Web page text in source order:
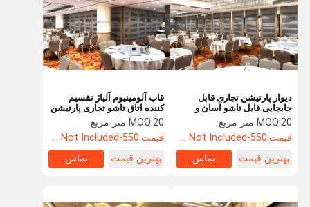
قاب آلومینیوم آلیاژ تقسیم
کننده اتاق تاشو تجاری پارتیشن
اتاق تجاری قابل تنظیم
MOQ:20 متر مربع
قیمت:550-3500RMB/PC (FOB) Tax Not Included
بهترین قیمت
تماس
دیوار پارتیشن تجاری قابل
جابجایی قابل تاشو آسان و
سریع نصب
MOQ:20 متر مربع
قیمت:550-3500RMB/PC (FOB) Tax Not Included
بهترین قیمت
تماس